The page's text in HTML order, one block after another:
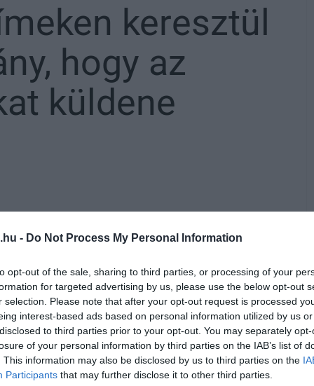
- Do Not Process My Personal Information
opt-out of the sale, sharing to third parties, or processing of your
for targeted advertising by us, please use the below opt-out
selection. Please note that after your opt-out request is processed
interest-based ads based on personal information utilized by us
to third parties prior to your opt-out. You may separately
of your personal information by third parties on the IAB’s list of
This information may also be disclosed by us to third parties on the
Participants that may further disclose it to other third parties.
keresztül
hogy az
küldene
Ukrajnában a hazájukat védő
lehetőség újabb hazugságokat
sajnos a legrosszabb forgatókönyv
a legnagyobb országok diplomáciai